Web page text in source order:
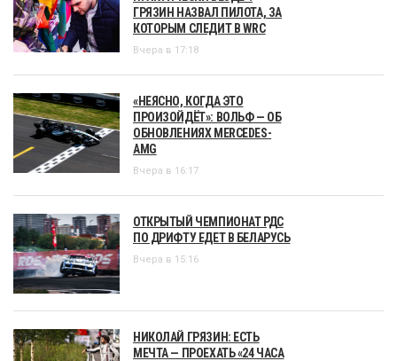
ГРЯЗИН НАЗВАЛ ПИЛОТА, ЗА
КОТОРЫМ СЛЕДИТ В WRC
Вчера в 17:18
«НЕЯСНО, КОГДА ЭТО
ПРОИЗОЙДЁТ»: ВОЛЬФ — ОБ
ОБНОВЛЕНИЯХ MERCEDES-
AMG
Вчера в 16:17
ОТКРЫТЫЙ ЧЕМПИОНАТ РДС
ПО ДРИФТУ ЕДЕТ В БЕЛАРУСЬ
Вчера в 15:16
НИКОЛАЙ ГРЯЗИН: ЕСТЬ
МЕЧТА — ПРОЕХАТЬ «24 ЧАСА